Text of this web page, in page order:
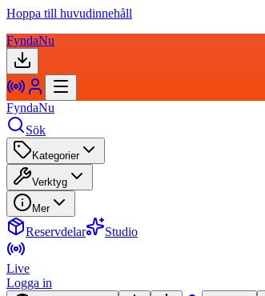
Hoppa till huvudinnehåll
FyndaNu
FyndaNu
Sök
Kategorier
Verktyg
Mer
Reservdelar Studio
Live
Logga in